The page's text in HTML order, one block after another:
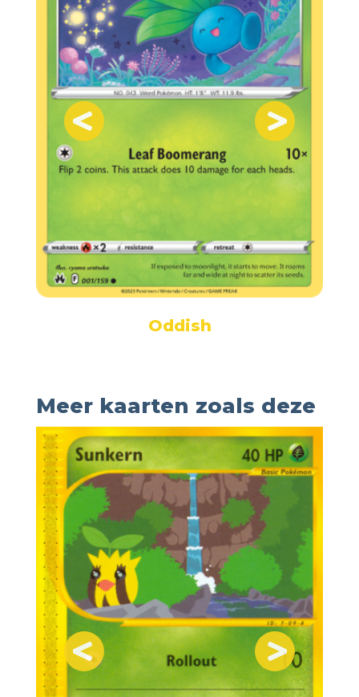
Oddish
Meer kaarten zoals deze